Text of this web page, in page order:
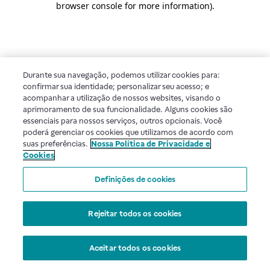
browser console for more information).
Durante sua navegação, podemos utilizar cookies para:
confirmar sua identidade; personalizar seu acesso; e
acompanhar a utilização de nossos websites, visando o
aprimoramento de sua funcionalidade. Alguns cookies são
essenciais para nossos serviços, outros opcionais. Você
poderá gerenciar os cookies que utilizamos de acordo com
suas preferências. Nossa Política de Privacidade e
Cookies
Definições de cookies
Rejeitar todos os cookies
Aceitar todos os cookies